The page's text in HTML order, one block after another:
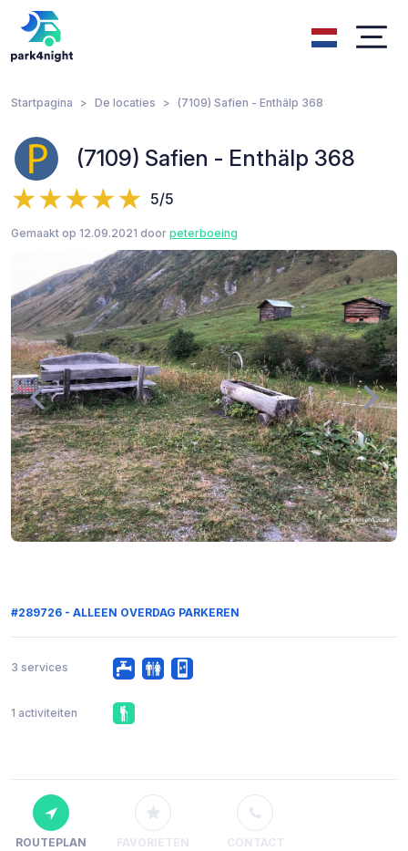
Startpagina De locaties (7109) Safien - Enthälp 368
(7109) Safien - Enthälp 368
5/5
Gemaakt op 12.09.2021 door peterboeing
#289726 - ALLEEN OVERDAG PARKEREN
3 services
1 activiteiten
ROUTEPLAN FAVORIETEN CONTACT